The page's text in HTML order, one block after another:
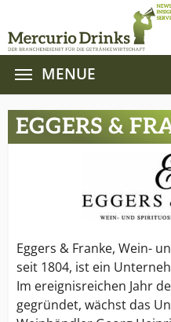
MENUE
EGGERS &
Eggers & Franke, Wein-
seit 1804, ist ein
Im ereignisreichen Jahr
gegründet, wächst das